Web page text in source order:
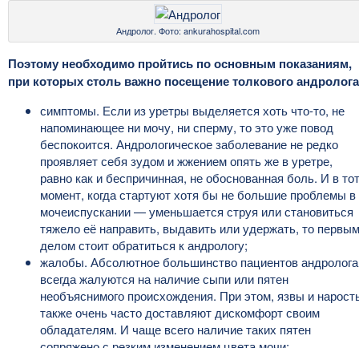
Андролог. Фото: ankurahospital.com
Поэтому необходимо пройтись по основным показаниям,
при которых столь важно посещение толкового
симптомы. Если из уретры выделяется хоть что-то, не
напоминающее ни мочу, ни сперму, то это уже повод
беспокоится. Андрологическое заболевание не редко
проявляет себя зудом и жжением опять же в уретре,
равно как и беспричинная, не обоснованная боль. И в тот
момент, когда стартуют хотя бы не большие проблемы в
мочеиспускании — уменьшается струя или становиться
тяжело её направить, выдавить или удержать, то первым
делом стоит обратиться к андрологу;
жалобы. Абсолютное большинство пациентов андролога
всегда жалуются на наличие сыпи или пятен
необъяснимого происхождения. При этом, язвы и
также очень часто доставляют дискомфорт своим
обладателям. И чаще всего наличие таких пятен